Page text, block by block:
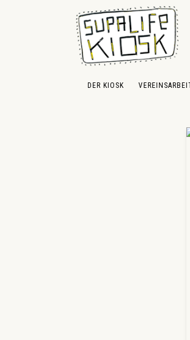
Hauptinhalt springen
Zur Suche springen
Zur Hauptnavigation springen
DER KIOSK